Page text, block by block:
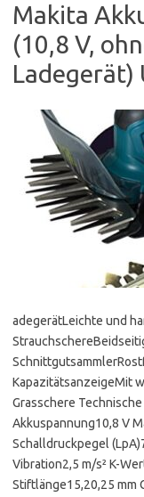
Makita
(10,8 V,
Ladegerät)
adegerätLeichte und
KapazitätsanzeigeMit
Grasschere
Akkuspannung10,8 V
Schalldruckpegel
Vibration2,5 m/s² K-
Stiftlänge15,20,25 mm